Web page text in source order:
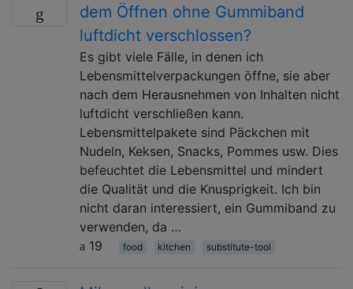
dem Öffnen ohne Gummiband
luftdicht verschlossen?
Es gibt viele Fälle, in denen ich
Lebensmittelverpackungen öffne, sie aber
nach dem Herausnehmen von Inhalten nicht
luftdicht verschließen kann.
Lebensmittelpakete sind Päckchen mit
Nudeln, Keksen, Snacks, Pommes usw. Dies
befeuchtet die Lebensmittel und mindert
die Qualität und die Knusprigkeit. Ich bin
nicht daran interessiert, ein Gummiband zu
verwenden, da …
19
food kitchen substitute-tool